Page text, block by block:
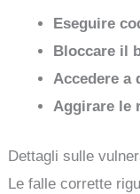
Eseguire
Bloccare il
Accedere a
Aggirare le
Dettagli sulle
Le falle corrette